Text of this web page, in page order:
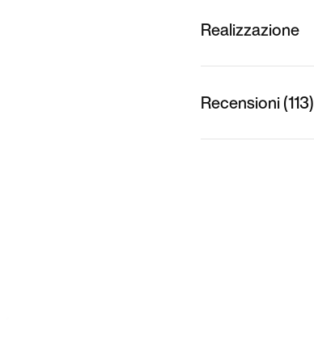
Realizzazione
Recensioni (113)